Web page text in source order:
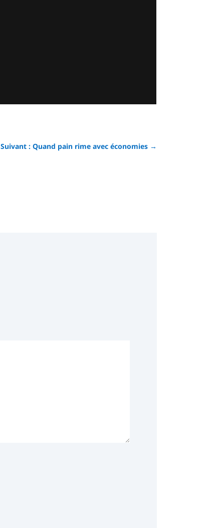
Suivant : Quand pain rime avec économies→